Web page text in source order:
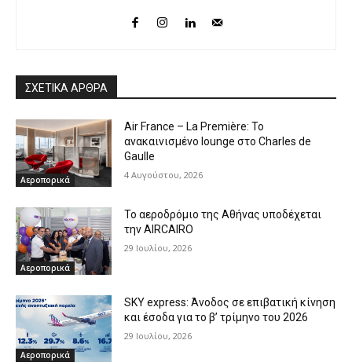
ΣΧΕΤΙΚΑ ΑΡΘΡΑ
Αεροπορικά
Air France – La Première: Το
ανακαινισμένο lounge στο Charles de
Gaulle
4 Αυγούστου, 2026
Αεροπορικά
Το αεροδρόμιο της Αθήνας υποδέχεται
την AIRCAIRO
29 Ιουλίου, 2026
Αεροπορικά
SKY express: Άνοδος σε επιβατική κίνηση
και έσοδα για το β’ τρίμηνο του 2026
29 Ιουλίου, 2026